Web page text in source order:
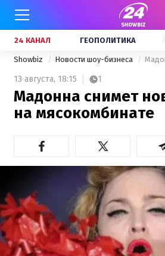
24 КАНАЛ ГЕОПОЛИТИКА
Showbiz Новости шоу-бизнеса
13 августа, 18:15 1
Мадонна снимет
на мясокомбинате